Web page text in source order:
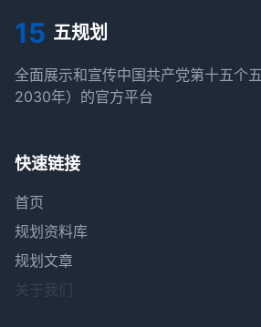
15 五规划
全面展示和宣传中国共产党第十五个
2030年）的官方平台
快速链接
首页
规划资料库
规划文章
关于我们